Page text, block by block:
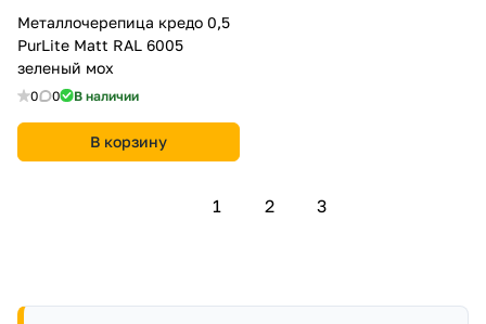
Металлочерепица кредо 0,5
PurLite Мatt RAL 6005
зеленый мох
0 0 В наличии
В корзину
1 2 3